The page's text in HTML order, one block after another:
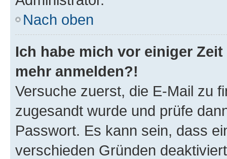
Nach oben
Ich habe mich vor einiger
mehr anmelden?!
Versuche zuerst, die E-Mail zu
zugesandt wurde und prüfe
Passwort. Es kann sein, dass
verschieden Gründen